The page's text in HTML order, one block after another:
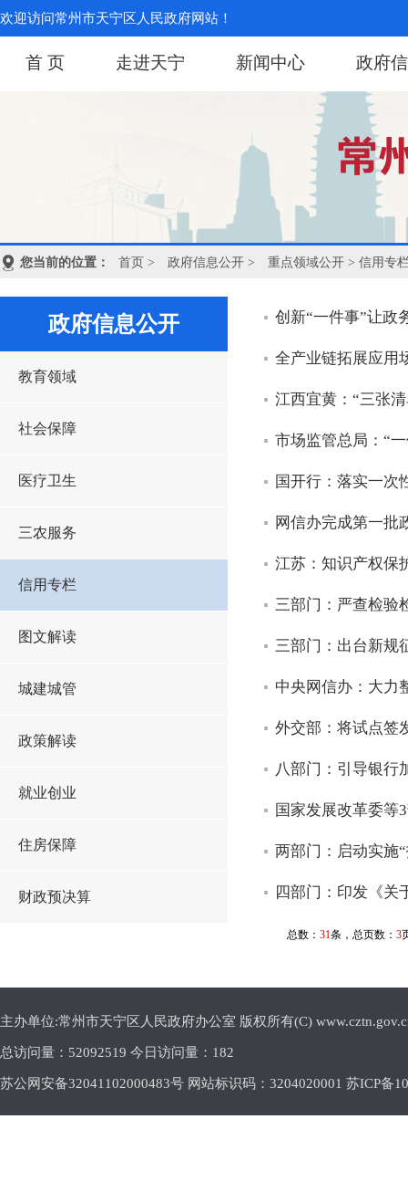
欢迎访问常州市天宁区人民政府网站！
首 页 走进天宁 新闻中心 政府
您当前的位置： 首页 > 政府信息公开 > 重点领域公开 > 信用专
政府信息公开
教育领域
社会保障
医疗卫生
三农服务
信用专栏
图文解读
城建城管
政策解读
就业创业
住房保障
财政预决算
创新“一件事”让政
全产业链拓展应用
江西宜黄：“三张
市场监管总局：“
国开行：落实一次
网信办完成第一批
江苏：知识产权保
三部门：严查检验
三部门：出台新规
中央网信办：大力
外交部：将试点签
八部门：引导银行
国家发展改革委等
两部门：启动实施
四部门：印发《关
总数： 31条，总页数： 3
主办单位:常州市天宁区人民政府办公室 版权所有(C)
总访问量： 52092519 今日访问量： 182
苏公网安备32041102000483号 网站标识码：3204020001 苏ICP备